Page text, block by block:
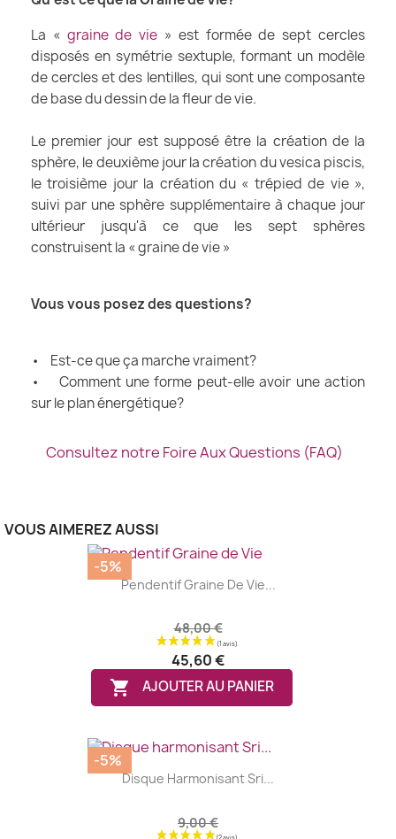
La « graine de vie » est formée de sept cercles
disposés en symétrie sextuple, formant un modèle
de cercles et des lentilles, qui sont une composante
de base du dessin de la fleur de vie.
Le premier jour est supposé être la création de la
sphère, le deuxième jour la création du vesica piscis,
le troisième jour la création du « trépied de vie »,
suivi par une sphère supplémentaire à chaque jour
ultérieur jusqu'à ce que les sept sphères
construisent la « graine de vie »
Vous vous posez des questions?
• Est-ce que ça marche vraiment?
• Comment une forme peut-elle avoir une action
sur le plan énergétique?
Consultez notre Foire Aux Questions (FAQ)
VOUS AIMEREZ AUSSI
Pendentif Graine De Vie...
48,00 €
45,60 €
 AJOUTER AU PANIER
-5%
Disque Harmonisant Sri...
9,00 €
-5%